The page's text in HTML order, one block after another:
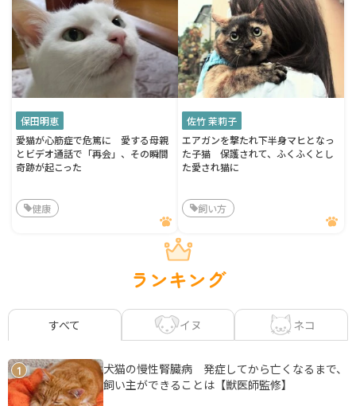
保田明恵
愛猫が心筋症で危篤に 愛する母親
とビデオ通話で「再会」、その瞬間
奇跡が起こった
健康
佐竹 茉莉子
エアガンを撃たれ下半身マヒとなっ
た子猫 保護されて、ふくふくとし
た愛され猫に
飼い方
ランキング
すべて イヌ ネコ
1
犬猫の慢性腎臓病 発症してから亡くなるまで、
飼い主ができることは【獣医師監修】